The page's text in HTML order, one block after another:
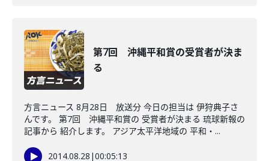
第7回 沖縄平和賞の受賞者が決ま
る
方言ニュース 8月28日 放送分 今日の担当は 伊狩典子さ
んです。 第7回 沖縄平和賞の 受賞者が決まる 琉球新報の
記事から 紹介します。 アジア太平洋地域の 平和・...
2014.08.28 |00:05:13